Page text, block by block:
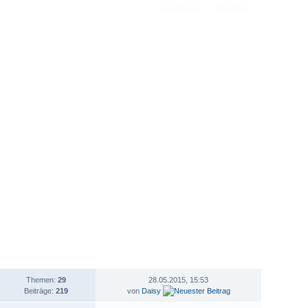
Themen: 29
Beiträge: 219
28.05.2015, 15:53
von Daisy